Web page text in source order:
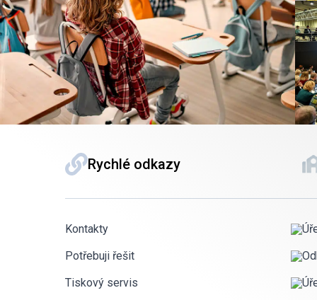
Rychlé odkazy
Kontakty
Potřebuji řešit
Tiskový servis